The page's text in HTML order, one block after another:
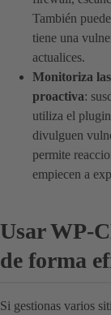
También
tiene una
actualices.
Monitoriza
proactiva:
utiliza el plugin
divulguen
permite
empiecen a
Usar WP-
de forma
Si gestionas varios